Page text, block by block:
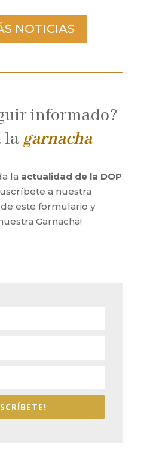
NOTICIAS
informado?
la garnacha
la actualidad de la DOP
a nuestra
este formulario y
Garnacha!